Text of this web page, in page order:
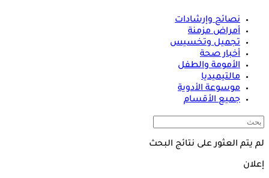
نصائح وإرشادات
أمراض مزمنة
تجميل وتخسيس
أخبار صحة
الأمومة والطفل
مالتيميديا
موسوعة الأدوية
جميع الأقسام
لم يتم العثور على نتائج البحث
إعلان